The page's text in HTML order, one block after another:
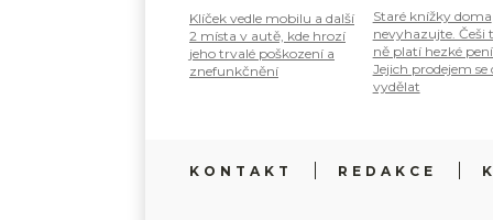
Klíček vedle mobilu a další
2 místa v autě, kde hrozí
jeho trvalé poškození a
znefunkčnění
Staré knížky doma
nevyhazujte. Češi
ně platí hezké
Jejich prodejem se
vydělat
KONTAKT REDAKCE